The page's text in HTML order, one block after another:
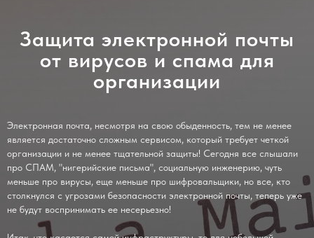
Защита электронной почты
от вирусов и спама для
организации
Электронная почта, несмотря на свою обыденность, тем не менее
является достаточно сложным сервисом, который требует четкой
организации и не менее тщательной защиты! Сегодня все слышали
про СПАМ, "нигерийские письма", социальную инженерию, чуть
меньше про вирусы, еще меньше про шифровальщики, но все, кто
столкнулся с угрозами безопасности электронной почты, теперь уже
не будут воспринимать ее несерьезно!